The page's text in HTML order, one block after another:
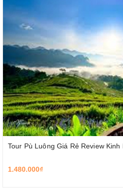
Tour Pù Luông Giá Rẻ Review
1.480.000₫